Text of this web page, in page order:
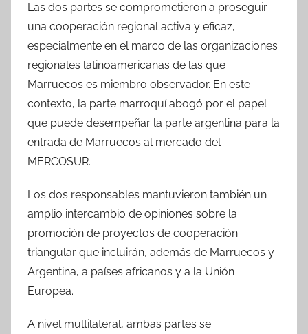
Las dos partes se comprometieron a proseguir
una cooperación regional activa y eficaz,
especialmente en el marco de las organizaciones
regionales latinoamericanas de las que
Marruecos es miembro observador. En este
contexto, la parte marroquí abogó por el papel
que puede desempeñar la parte argentina para la
entrada de Marruecos al mercado del
MERCOSUR.
Los dos responsables mantuvieron también un
amplio intercambio de opiniones sobre la
promoción de proyectos de cooperación
triangular que incluirán, además de Marruecos y
Argentina, a países africanos y a la Unión
Europea.
A nivel multilateral, ambas partes se